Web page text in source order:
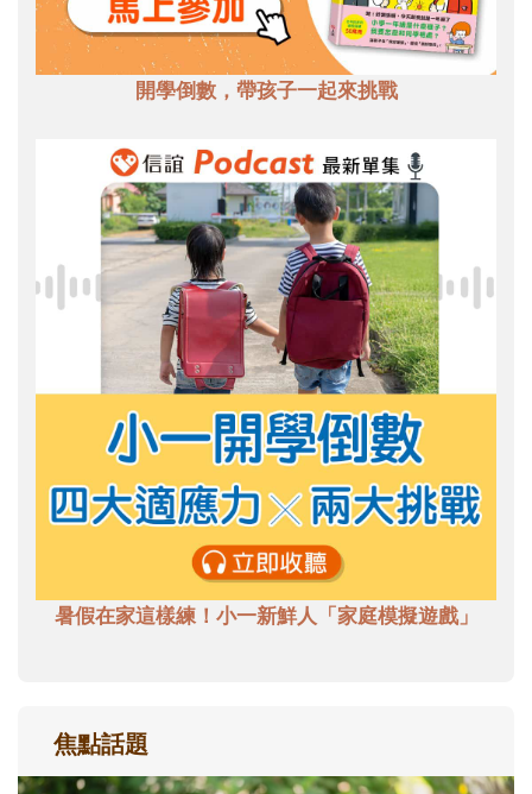
開學倒數，帶孩子一起來挑戰
暑假在家這樣練！小一新鮮人「家庭模擬遊戲」
焦點話題